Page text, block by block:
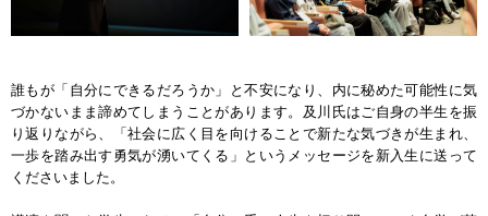
誰もが「自分にできるだろうか」と不安になり、内に秘めた可能性に気
づかないまま諦めてしまうことがあります。及川氏はご自身の半生を振
り返りながら、「社会に広く目を向けることで新たな気づきが生まれ、
一歩を踏み出す勇気が湧いてくる」というメッセージを新入生に送って
くださいました。